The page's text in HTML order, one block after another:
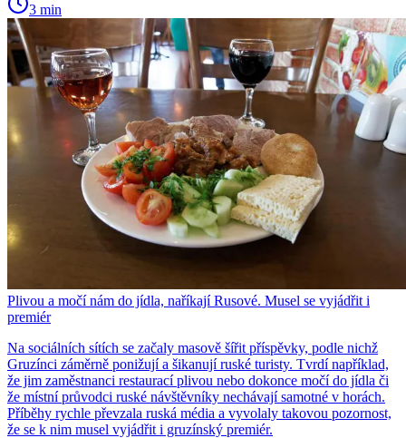
3 min
Plivou a močí nám do jídla, naříkají Rusové. Musel se vyjádřit i
premiér
Na sociálních sítích se začaly masově šířit příspěvky, podle nichž
Gruzínci záměrně ponižují a šikanují ruské turisty. Tvrdí například,
že jim zaměstnanci restaurací plivou nebo dokonce močí do jídla či
že místní průvodci ruské návštěvníky nechávají samotné v horách.
Příběhy rychle převzala ruská média a vyvolaly takovou pozornost,
že se k nim musel vyjádřit i gruzínský premiér.